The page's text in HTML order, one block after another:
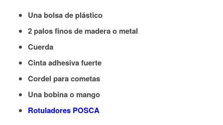
Una bolsa de plástico
2 palos finos de madera o metal
Cuerda
Cinta adhesiva fuerte
Cordel para cometas
Una bobina o mango
Rotuladores POSCA